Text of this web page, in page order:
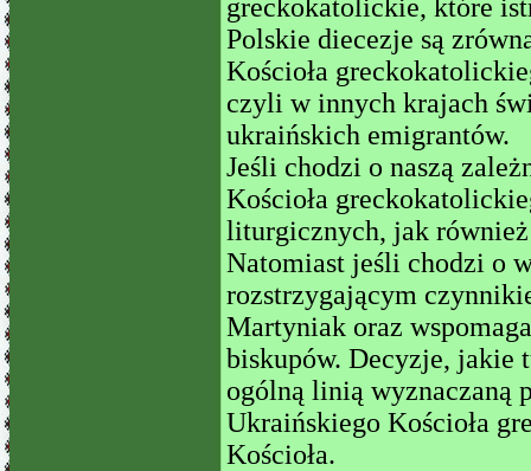
greckokatolickie, które
Polskie diecezje są
Kościoła
czyli w innych krajach
ukraińskich emigrantów.
Jeśli chodzi o naszą
Kościoła
liturgicznych, jak
Natomiast jeśli chodzi o
rozstrzygającym
Martyniak oraz
biskupów. Decyzje, jakie
ogólną linią wyznaczaną
Ukraińskiego Kościoła
Kościoła.